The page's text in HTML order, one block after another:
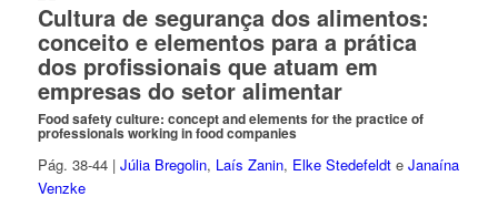
Cultura de segurança dos alimentos:
conceito e elementos para a prática
dos profissionais que atuam em
empresas do setor alimentar
Food safety culture: concept and elements for the practice of
professionals working in food companies
Pág. 38-44 | Júlia Bregolin, Laís Zanin, Elke Stedefeldte Janaína
Venzke